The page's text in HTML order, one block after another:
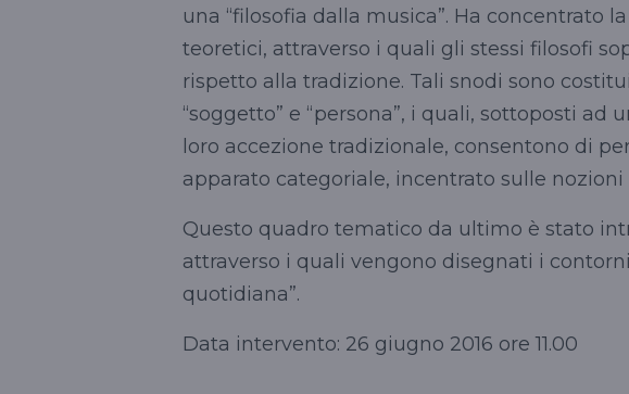
una “filosofia dalla musica”. Ha concentrato
teoretici, attraverso i quali gli stessi filosofi
rispetto alla tradizione. Tali snodi sono
“soggetto” e “persona”, i quali, sottoposti
loro accezione tradizionale, consentono di
apparato categoriale, incentrato sulle nozioni
Questo quadro tematico da ultimo è stato
attraverso i quali vengono disegnati i
quotidiana”.
Data intervento: 26 giugno 2016 ore 11.00